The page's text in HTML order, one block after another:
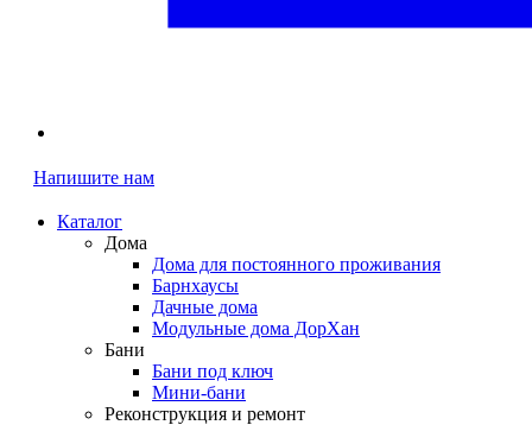
Напишите нам
Каталог
Дома
Дома для постоянного проживания
Барнхаусы
Дачные дома
Модульные дома ДорХан
Бани
Бани под ключ
Мини-бани
Реконструкция и ремонт